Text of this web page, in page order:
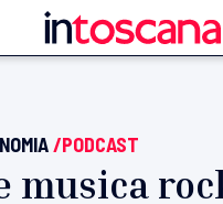
/PODCAST
musica